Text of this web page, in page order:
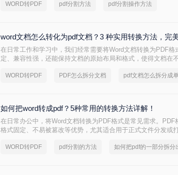
格式的转换。
WORD转PDF pdf分割方法 pdf分割操作方法
word文档怎么转化为pdf文档？3 种实用转换方法，完
在日常工作和学习中，我们经常需要将Word文档转换为PDF格
定、兼容性强，还能保持文档的原始布局和格式，使得文档在
骤。
WORD转PDF PDF怎么拆分文档 pdf文档怎么拆分成
如何把word转成pdf？5种常用的转换方法详解！
在日常办公中，将Word文档转换为PDF格式是常见需求。PDF
格式固定、不易被篡改等优势，尤其适合用于正式文件分发或
WORD转PDF pdf分割的方法 如何把pdf的一部分拆分